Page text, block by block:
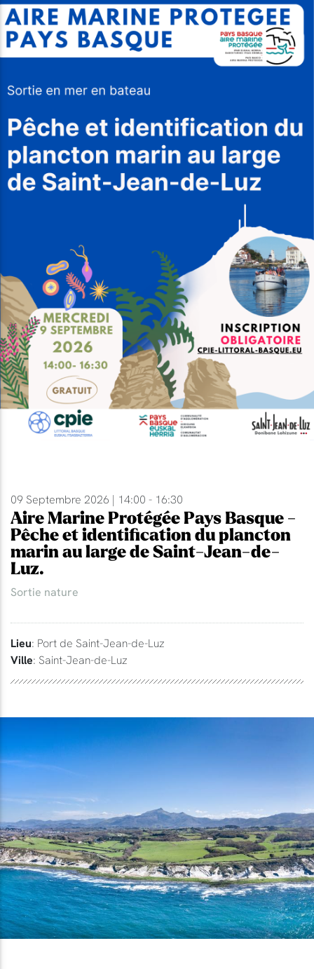
09 Septembre 2026 | 14:00 - 16:30
Aire Marine Protégée Pays Basque -
Pêche et identification du plancton
marin au large de Saint-Jean-de-
Luz.
Sortie nature
Lieu: Port de Saint-Jean-de-Luz
Ville: Saint-Jean-de-Luz